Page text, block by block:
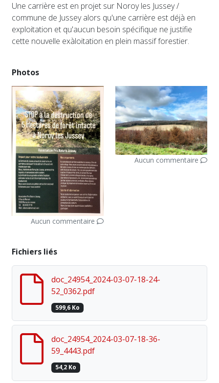
Une carrière est en projet sur Noroy les Jussey /
commune de Jussey alors qu'une carrière est déjà en
exploitation et qu'aucun besoin spécifique ne justifie
cette nouvelle exàloitation en plein massif forestier.
Photos
Aucun commentaire
Aucun commentaire
Fichiers liés
doc_24954_2024-03-07-18-24-
52_0362.pdf
599,6 Ko
doc_24954_2024-03-07-18-36-
59_4443.pdf
54,2 Ko